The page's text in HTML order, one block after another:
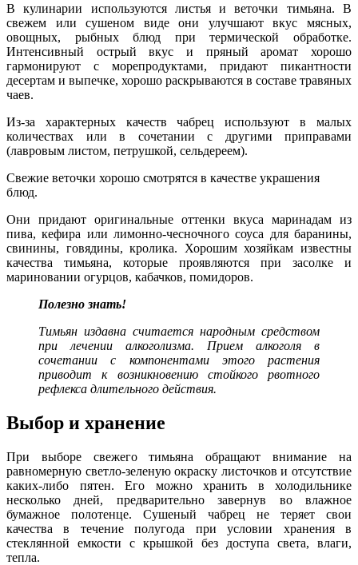
В кулинарии используются листья и веточки тимьяна. В
свежем или сушеном виде они улучшают вкус мясных,
овощных, рыбных блюд при термической обработке.
Интенсивный острый вкус и пряный аромат хорошо
гармонируют с морепродуктами, придают пикантности
десертам и выпечке, хорошо раскрываются в составе травяных
чаев.
Из-за характерных качеств чабрец используют в малых
количествах или в сочетании с другими приправами
(лавровым листом, петрушкой, сельдереем).
Свежие веточки хорошо смотрятся в качестве украшения
блюд.
Они придают оригинальные оттенки вкуса маринадам из
пива, кефира или лимонно-чесночного соуса для баранины,
свинины, говядины, кролика. Хорошим хозяйкам известны
качества тимьяна, которые проявляются при засолке и
мариновании огурцов, кабачков, помидоров.
Полезно знать!
Тимьян издавна считается народным средством
при лечении алкоголизма. Прием алкоголя в
сочетании с компонентами этого растения
приводит к возникновению стойкого рвотного
рефлекса длительного действия.
Выбор и хранение
При выборе свежего тимьяна обращают внимание на
равномерную светло-зеленую окраску листочков и отсутствие
каких-либо пятен. Его можно хранить в холодильнике
несколько дней, предварительно завернув во влажное
бумажное полотенце. Сушеный чабрец не теряет свои
качества в течение полугода при условии хранения в
стеклянной емкости с крышкой без доступа света, влаги,
тепла.